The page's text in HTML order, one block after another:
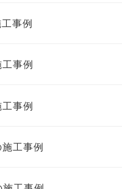
事例
事例
事例
工事例